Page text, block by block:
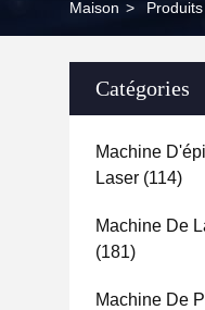
Maison > Produits
Catégories
Machine
Laser (114)
Machine De
(181)
Machine De